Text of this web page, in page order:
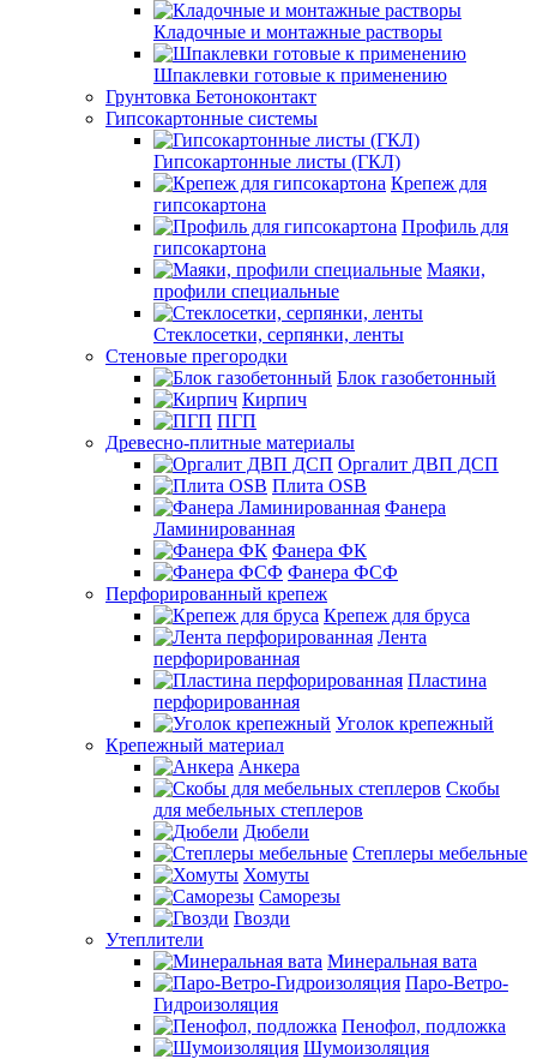
Кладочные и монтажные растворы
Шпаклевки готовые к применению
Грунтовка Бетоноконтакт
Гипсокартонные системы
Гипсокартонные листы (ГКЛ)
Крепеж для
гипсокартона
Профиль для
гипсокартона
Маяки,
профили специальные
Стеклосетки, серпянки, ленты
Стеновые прегородки
Блок газобетонный
Кирпич
ПГП
Древесно-плитные материалы
Оргалит ДВП ДСП
Плита OSB
Фанера
Ламинированная
Фанера ФК
Фанера ФСФ
Перфорированный крепеж
Крепеж для бруса
Лента
перфорированная
Пластина
перфорированная
Уголок крепежный
Крепежный материал
Анкера
Скобы
для мебельных степлеров
Дюбели
Степлеры мебельные
Хомуты
Саморезы
Гвозди
Утеплители
Минеральная вата
Паро-Ветро-
Гидроизоляция
Пенофол, подложка
Шумоизоляция